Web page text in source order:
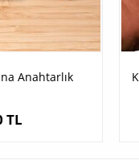
Anahtarlık
TL